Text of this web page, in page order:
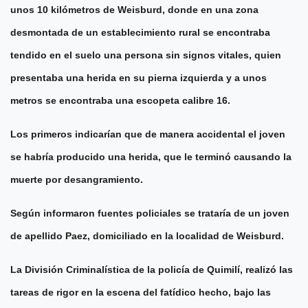
unos 10 kilómetros de Weisburd, donde en una zona
desmontada de un establecimiento rural se encontraba
tendido en el suelo una persona sin signos vitales, quien
presentaba una herida en su pierna izquierda y a unos
metros se encontraba una escopeta calibre 16.
Los primeros indicarían que de manera accidental el joven
se habría producido una herida, que le terminó causando la
muerte por desangramiento.
Según informaron fuentes policiales se trataría de un joven
de apellido Paez, domiciliado en la localidad de Weisburd.
La División Criminalística de la policía de Quimilí, realizó las
tareas de rigor en la escena del fatídico hecho, bajo las